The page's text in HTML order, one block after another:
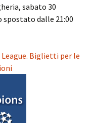
sabato 30
spostato dalle 21:00
Biglietti per le